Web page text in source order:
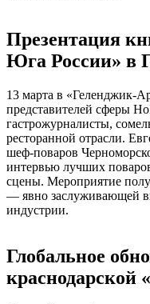
Презентация
Юга России» в
13 марта в «Геленджик-
представителей сферы
гастрожурналисты,
ресторанной отрасли.
шеф-поваров
интервью лучших
сцены. Мероприятие
— явно заслуживающей
индустрии.
Глобальное
краснодарской